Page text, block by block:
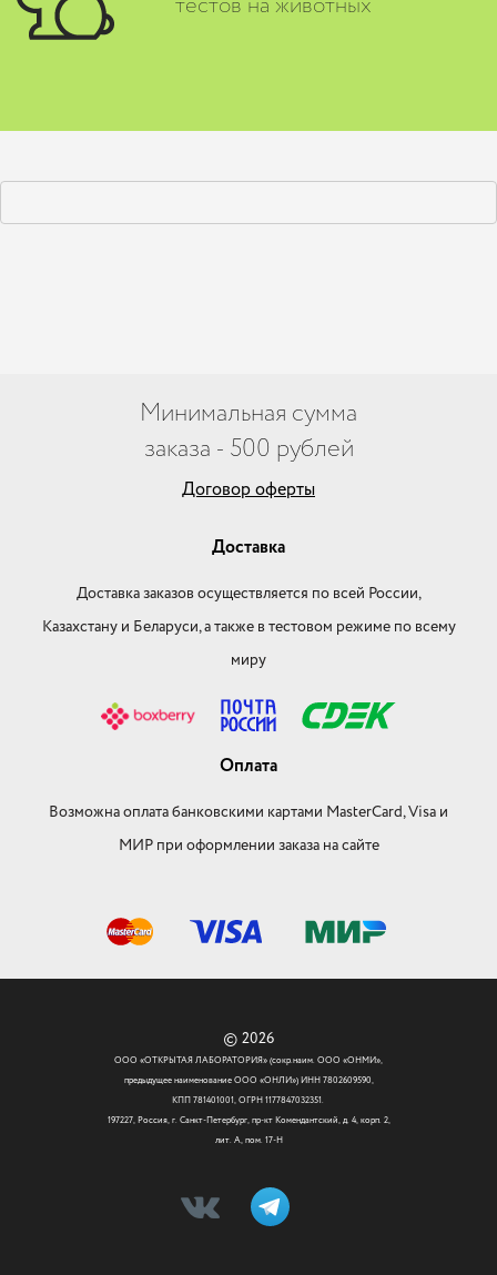
Минимальная сумма
заказа - 500 рублей
Договор оферты
Доставка
Доставка заказов осуществляется по всей России,
Казахстану и Беларуси, а также в тестовом режиме по всему
миру
Оплата
Возможна оплата банковскими картами MasterCard, Visa и
МИР при оформлении заказа на сайте
© 2026
ООО «ОТКРЫТАЯ ЛАБОРАТОРИЯ» (сокр.наим. ООО «ОНМИ»,
предыдущее наименование ООО «ОНЛИ») ИНН 7802609590,
КПП 781401001, ОГРН 1177847032351.
197227, Россия, г. Санкт-Петербург, пр-кт Комендантский, д. 4, корп. 2,
лит. А, пом. 17-Н